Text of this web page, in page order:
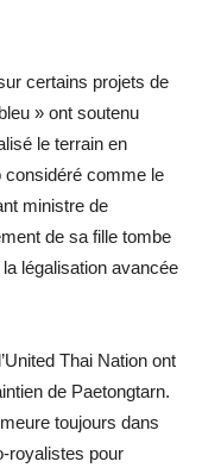
certains projets de
» ont soutenu
le terrain en
considéré comme le
ministre de
de sa fille tombe
légalisation avancée
Thai Nation ont
de Paetongtarn.
toujours dans
royalistes pour